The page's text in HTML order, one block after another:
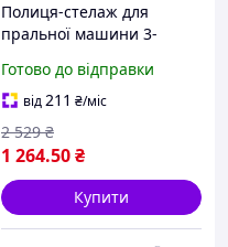
Полиця-стелаж для
пральної машини 3-
зберігання речей в
ванній кімнаті
Готово до відправки
від211 ₴/міс
1 264.50₴
2 529 ₴
Купити